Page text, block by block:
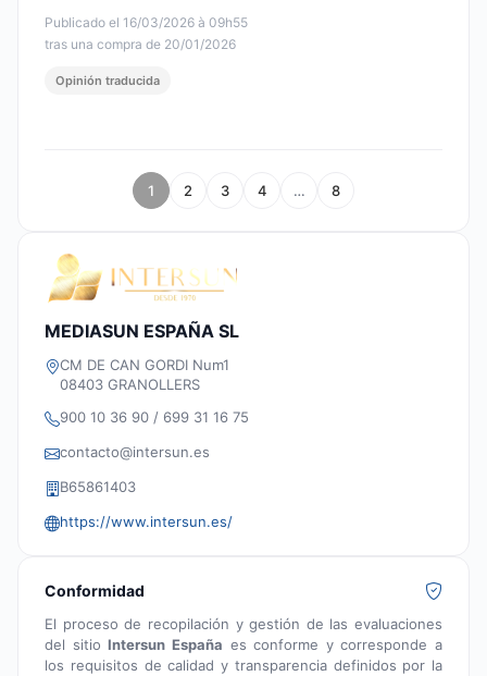
Publicado el 16/03/2026 à 09h55
tras una compra de 20/01/2026
Opinión traducida
1 2 3 4 … 8
MEDIASUN ESPAÑA SL
CM DE CAN GORDI Num1
08403 GRANOLLERS
900 10 36 90 / 699 31 16 75
contacto@intersun.es
B65861403
https://www.intersun.es/
Conformidad
El proceso de recopilación y gestión de las evaluaciones
del sitioIntersun España es conforme y corresponde a
los requisitos de calidad y transparencia definidos por la